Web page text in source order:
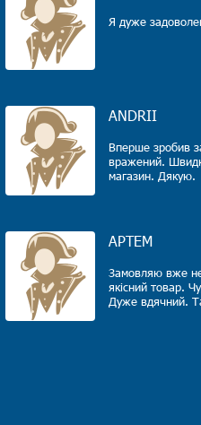
Я дуже
ANDRII
Вперше зробив
вражений.
магазин. Дякую.
АРТЕМ
Замовляю вже
якiсний товар.
Дуже вдячний.